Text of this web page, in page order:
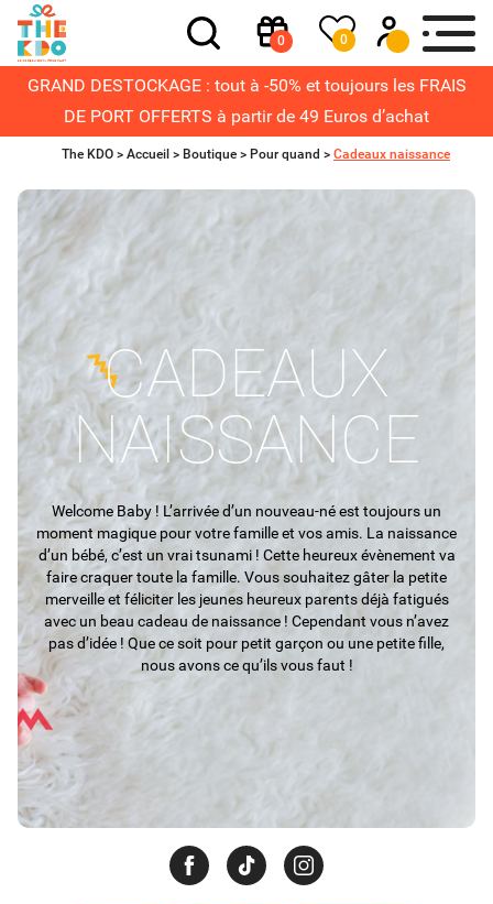
0 0
GRAND DESTOCKAGE : tout à -50% et toujours les FRAIS
DE PORT OFFERTS à partir de 49 Euros d’achat
The KDO > Accueil > Boutique > Pour quand > Cadeaux naissance
CADEAUX
NAISSANCE
Welcome Baby ! L’arrivée d’un nouveau-né est toujours un
moment magique pour votre famille et vos amis. La naissance
d’un bébé, c’est un vrai tsunami ! Cette heureux évènement va
faire craquer toute la famille. Vous souhaitez gâter la petite
merveille et féliciter les jeunes heureux parents déjà fatigués
avec un beau cadeau de naissance ! Cependant vous n’avez
pas d’idée ! Que ce soit pour petit garçon ou une petite fille,
nous avons ce qu’ils vous faut !